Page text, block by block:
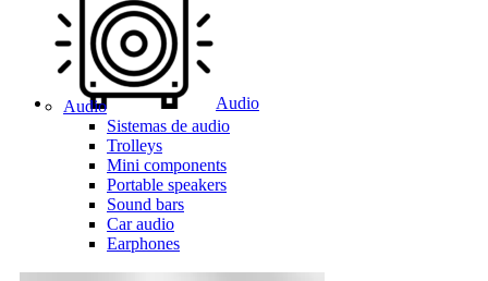
Audio
Audio
Sistemas de audio
Trolleys
Mini components
Portable speakers
Sound bars
Car audio
Earphones